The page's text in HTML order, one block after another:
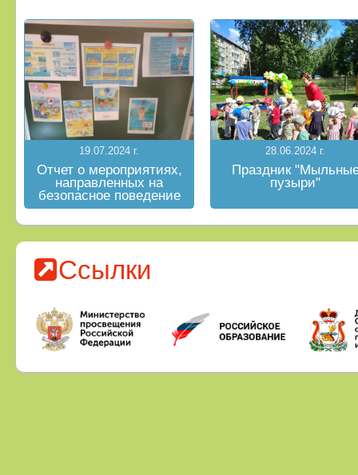
19.07.2024 г.
Отчет о мероприятиях,
направленных на
безопасное поведение
на водных объектах в
летний период
28.06.2024 г.
Праздник
пузыри"
Ссылки